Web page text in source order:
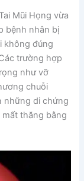
Mũi Họng vừa
bệnh nhân bị
không đúng
trường hợp
như vỡ
chuỗi
những di chứng
mất thăng bằng